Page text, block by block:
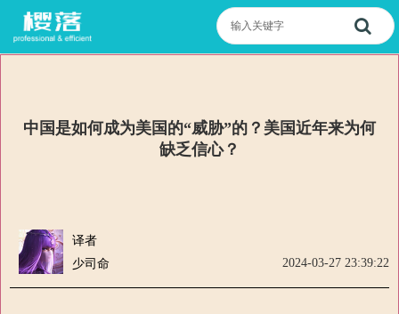
中国是如何成为美国的“威胁”的？美国近年来为何
缺乏信心？
译者
少司命
2024-03-27 23:39:22